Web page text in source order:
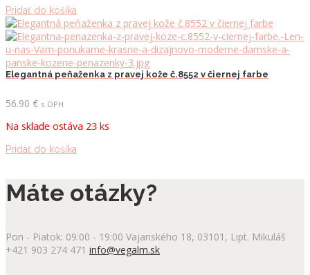
Pridať do košíka
Elegantná peňaženka z pravej kože č.8552 v čiernej farbe
56.90 € s DPH
Na sklade ostáva 23 ks
Pridať do košíka
Máte otázky?
Pon - Piatok: 09:00 - 19:00 Vajanského 18, 03101, Lipt. Mikuláš
+421 903 274 471 info@vegalm.sk